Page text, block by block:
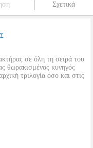
Σχετικά
σε όλη τη σειρά του
θωρακισμένος κυνηγός
τριλογία όσο και στις